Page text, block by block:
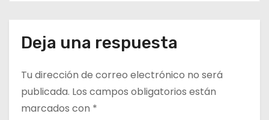
r
d
a
Deja una respuesta
Tu dirección de correo electrónico no será
publicada. Los campos obligatorios están
marcados con *